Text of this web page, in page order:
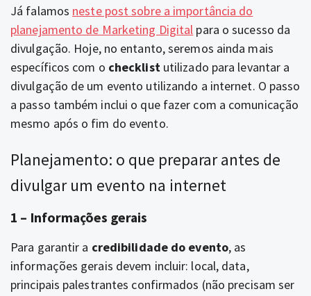
Já falamos neste post sobre a importância do
planejamento de Marketing Digital para o sucesso da
divulgação. Hoje, no entanto, seremos ainda mais
específicos com o checklistutilizado para levantar a
divulgação de um evento utilizando a internet. O passo
a passo também inclui o que fazer com a comunicação
mesmo após o fim do evento.
Planejamento: o que preparar antes de
divulgar um evento na internet
1 – Informações gerais
Para garantir a credibilidade do evento, as
informações gerais devem incluir: local, data,
principais palestrantes confirmados (não precisam ser